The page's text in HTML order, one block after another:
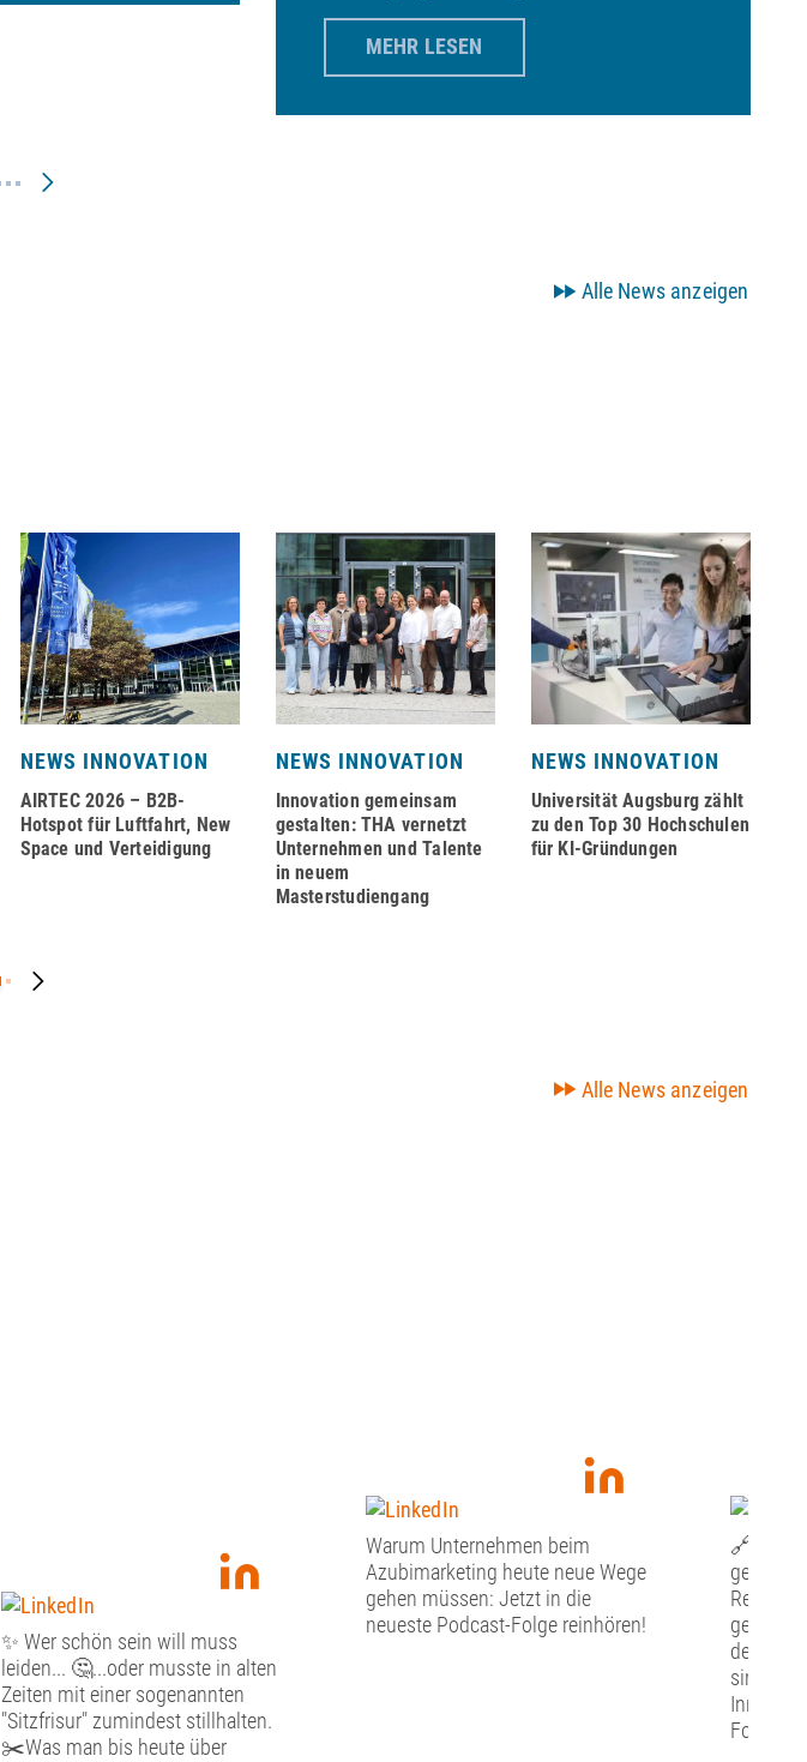
MEHR LESEN
Alle News anzeigen
NEWS INNOVATION
AIRTEC 2026 – B2B-
Hotspot für Luftfahrt, New
Space und Verteidigung
NEWS INNOVATION
Innovation gemeinsam
gestalten: THA vernetzt
Unternehmen und Talente
in neuem
Masterstudiengang
NEWS INNOVATION
Universität Augsburg zählt
zu den Top 30 Hochschulen
für KI-Gründungen
Alle News anzeigen
✨ Wer schön sein will muss
leiden... 🤔...oder musste in alten
Zeiten mit einer sogenannten
"Sitzfrisur" zumindest stillhalten.
✂️Was man bis heute über
Warum Unternehmen beim
Azubimarketing heute neue Wege
gehen müssen: Jetzt in die
neueste Podcast-Folge reinhören!
Region
gehören
der
sind